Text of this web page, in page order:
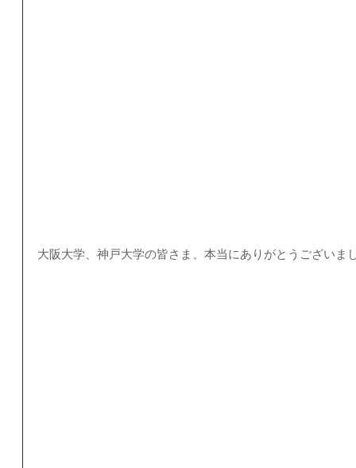
大阪大学、神戸大学の皆さま、本当にありがとうございま